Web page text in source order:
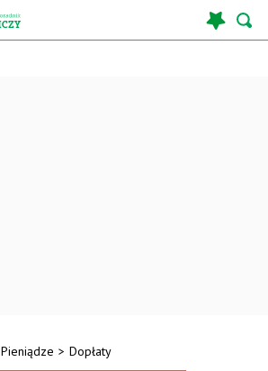
Pieniądze > Dopłaty